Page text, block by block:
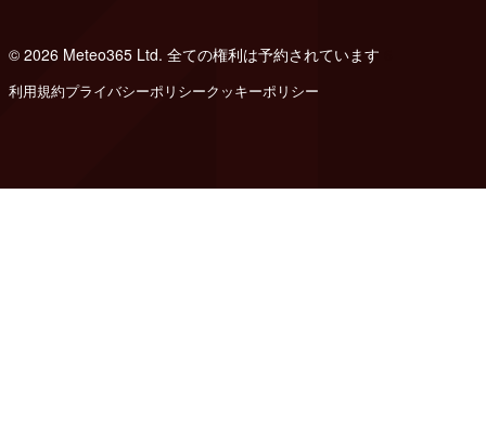
© 2026 Meteo365 Ltd. 全ての権利は予約されています
利用規約プライバシーポリシークッキーポリシー